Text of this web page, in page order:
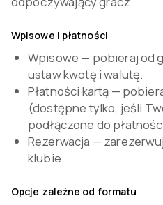
Wpisowe i płatności
Wpisowe — pobieraj od
ustaw kwotę i walutę.
Płatności kartą —
(dostępne tylko, jeśli
podłączone do
Rezerwacja —
klubie.
Opcje zależne od formatu